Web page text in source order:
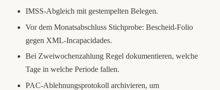
IMSS-Abgleich mit gestempelten Belegen.
Vor dem Monatsabschluss Stichprobe: Bescheid-Folio
gegen XML-Incapacidades.
Bei Zweiwochenzahlung Regel dokumentieren, welche
Tage in welche Periode fallen.
PAC-Ablehnungsprotokoll archivieren, um